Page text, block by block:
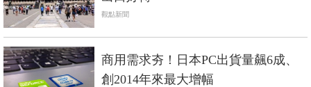
觀點新聞
商用需求夯！日本PC出貨量飆6成、
創2014年來最大增幅